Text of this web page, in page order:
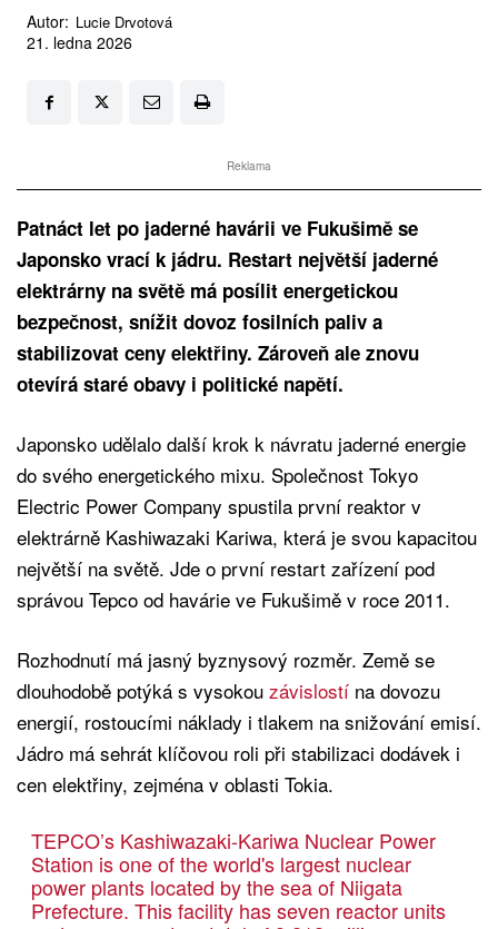
Autor: Lucie Drvotová
21. ledna 2026
Reklama
Patnáct let po jaderné havárii ve Fukušimě se
Japonsko vrací k jádru. Restart největší jaderné
elektrárny na světě má posílit energetickou
bezpečnost, snížit dovoz fosilních paliv a
stabilizovat ceny elektřiny. Zároveň ale znovu
otevírá staré obavy i politické napětí.
Japonsko udělalo další krok k návratu jaderné energie
do svého energetického mixu. Společnost Tokyo
Electric Power Company spustila první reaktor v
elektrárně Kashiwazaki Kariwa, která je svou kapacitou
největší na světě. Jde o první restart zařízení pod
správou Tepco od havárie ve Fukušimě v roce 2011.
Rozhodnutí má jasný byznysový rozměr. Země se
dlouhodobě potýká s vysokou závislostí na dovozu
energií, rostoucími náklady i tlakem na snižování emisí.
Jádro má sehrát klíčovou roli při stabilizaci dodávek i
cen elektřiny, zejména v oblasti Tokia.
TEPCO’s Kashiwazaki-Kariwa Nuclear Power
Station is one of the world's largest nuclear
power plants located by the sea of Niigata
Prefecture. This facility has seven reactor units